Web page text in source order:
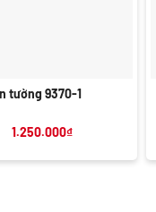
tường 9370-1
1.250.000₫